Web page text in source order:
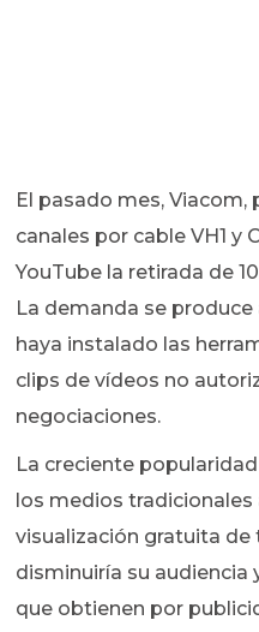
El pasado mes,
canales por cable VH1 y
YouTube la retirada de
La demanda se
haya instalado las
clips de vídeos no
negociaciones.
La creciente
los medios
visualización gratuita
disminuiría su audiencia
que obtienen por